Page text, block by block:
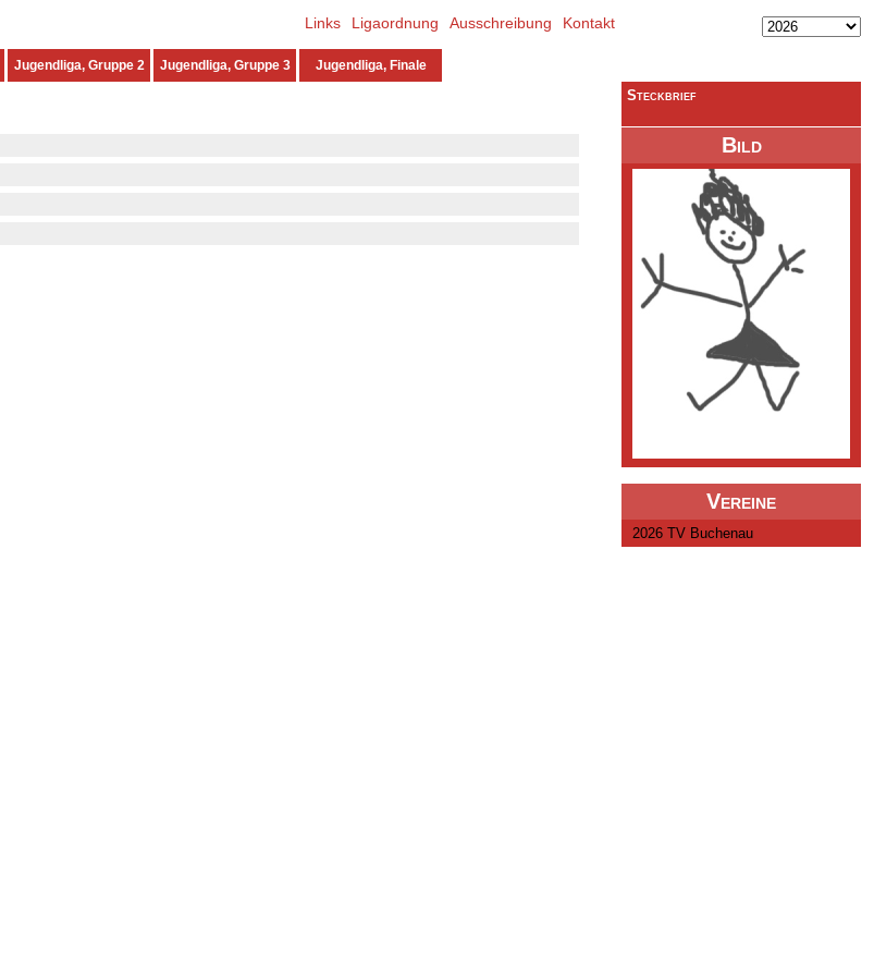
Links Ligaordnung Ausschreibung Kontakt
Jugendliga, Gruppe 2 Jugendliga, Gruppe 3 Jugendliga, Finale
Bild
Vereine
2026 TV Buchenau
Steckbrief